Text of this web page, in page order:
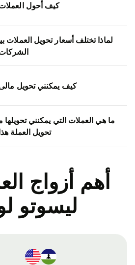
كيف أحول العملات؟
لماذا تختلف أسعار تحويل العملات بين
الشركات؟
كيف يمكنني تحويل مالى؟
ما هي العملات التي يمكنني تحويلها مع
تحويل العملة هذا؟
أهم أزواج
ليسوتو